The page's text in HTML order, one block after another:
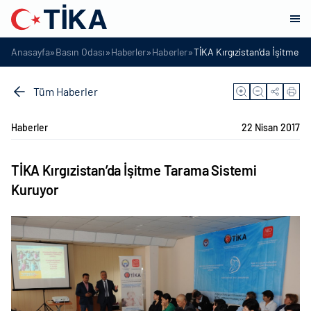
Anasayfa»Basın Odası»Haberler»Haberler»TİKA Kırgızistan’da İşitme
Tüm Haberler
Haberler 22 Nisan 2017
TİKA Kırgızistan’da İşitme Tarama Sistemi
Kuruyor